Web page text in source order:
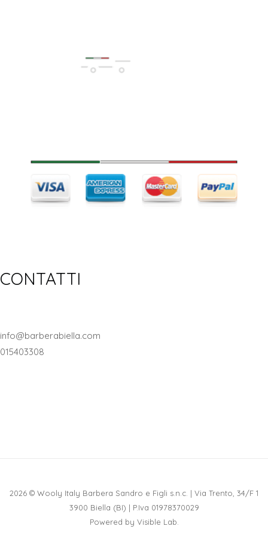
CONTATTI
info@barberabiella.com
015403308
2026 © Wooly Italy Barbera Sandro e Figli s.n.c. | Via Trento, 34/F 1
3900 Biella (BI) | P.Iva 01978370029
Powered by Visible Lab